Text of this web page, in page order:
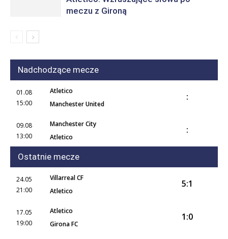
meczu z Gironą
Nadchodzące mecze
01.08
15:00
Atletico
Manchester United
:
09.08
13:00
Manchester City
Atletico
:
Ostatnie mecze
24.05
21:00
Villarreal CF
Atletico
5:1
17.05
19:00
Atletico
Girona FC
1:0